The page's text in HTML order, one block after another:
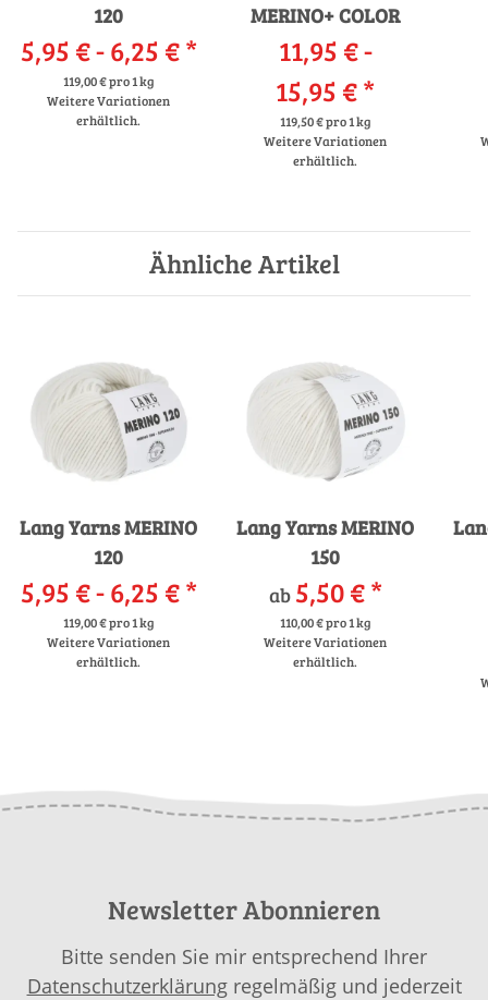
120
5,95 € -6,25 €*
119,00 € pro 1 kg
Weitere Variationen
erhältlich.
MERINO+ COLOR
11,95 € -
15,95 €*
119,50 € pro 1 kg
Weitere Variationen
erhältlich.
Ähnliche Artikel
Lang Yarns MERINO
120
5,95 € -6,25 €*
119,00 € pro 1 kg
Weitere Variationen
erhältlich.
Lang Yarns MERINO
150
ab 5,50 €*
110,00 € pro 1 kg
Weitere Variationen
erhältlich.
Newsletter Abonnieren
Bitte senden Sie mir entsprechend Ihrer
Datenschutzerklärungregelmäßig und jederzeit